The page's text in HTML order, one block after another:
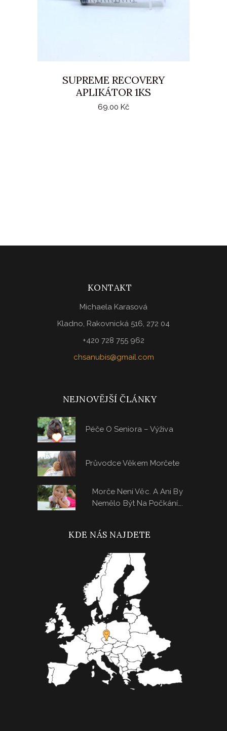
SUPREME RECOVERY
APLIKÁTOR 1KS
69.00 Kč
KONTAKT
Michaela Karasová
Kladno, Rakovnická 516, 272 04
+420 728 755 962
chsanubis@gmail.com
NEJNOVĚJŠÍ ČLÁNKY
Péče O Seniora – Výživa
Průvodce Věkem Morčete
Morče Není Věc. A Ani By
Nemělo Být Na Počkání….
KDE NÁS NAJDETE